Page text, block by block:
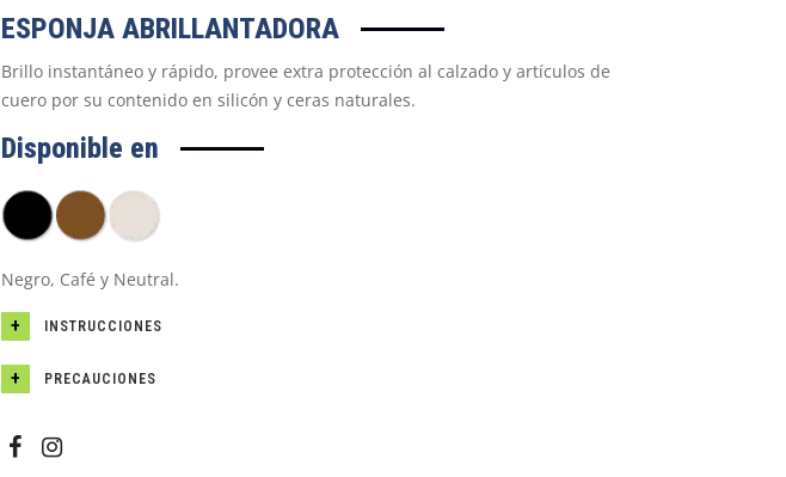
ESPONJA ABRILLANTADORA
Brillo instantáneo y rápido, provee extra protección al calzado y artículos de
cuero por su contenido en silicón y ceras naturales.
Disponible en
Negro, Café y Neutral.
INSTRUCCIONES
PRECAUCIONES